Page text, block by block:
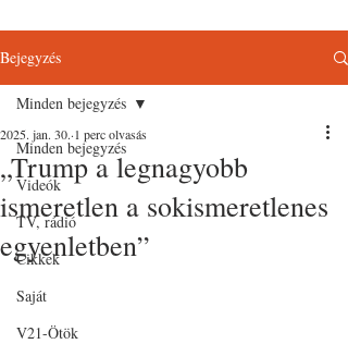
Bejegyzés
Minden bejegyzés
Videók
TV, rádió
Cikkek
Saját
V21-Ötök
Minden bejegyzés
„Trump a legnagyobb
ismeretlen a sokismeretlenes
egyenletben”
2025. jan. 30. 1 perc olvasás